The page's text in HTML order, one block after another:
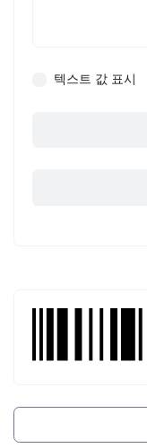
텍스트 값 표시